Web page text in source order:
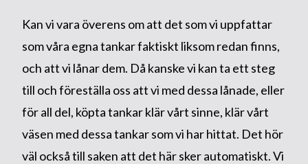
Kan vi vara överens om att det som vi uppfattar
som våra egna tankar faktiskt liksom redan finns,
och att vi lånar dem. Då kanske vi kan ta ett steg
till och föreställa oss att vi med dessa lånade, eller
för all del, köpta tankar klär vårt sinne, klär vårt
väsen med dessa tankar som vi har hittat. Det hör
väl också till saken att det här sker automatiskt. Vi